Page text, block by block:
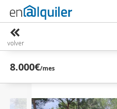
volver
8.000€/mes